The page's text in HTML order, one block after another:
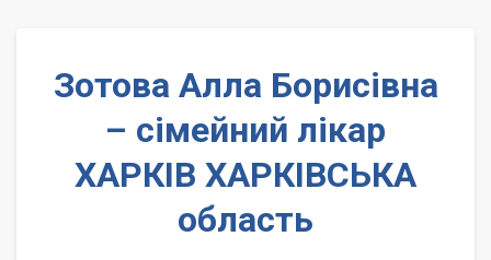
Зотова Алла Борисівна
– сімейний лікар
ХАРКІВ ХАРКІВСЬКА
область